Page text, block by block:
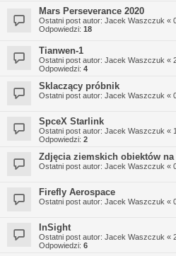
Mars Perseverance 2020
Ostatni post autor: Jacek Waszczuk «
Odpowiedzi: 18
Tianwen-1
Ostatni post autor: Jacek Waszczuk «
Odpowiedzi: 4
Sklaczący próbnik
Ostatni post autor: Jacek Waszczuk «
SpceX Starlink
Ostatni post autor: Jacek Waszczuk «
Odpowiedzi: 2
Zdjęcia ziemskich obiektów na
Ostatni post autor: Jacek Waszczuk «
Firefly Aerospace
Ostatni post autor: Jacek Waszczuk «
InSight
Ostatni post autor: Jacek Waszczuk «
Odpowiedzi: 6